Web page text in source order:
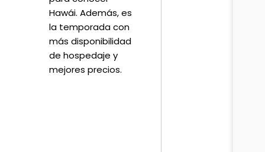
Hawái. Además, es
la temporada con
más disponibilidad
de hospedaje y
mejores precios.